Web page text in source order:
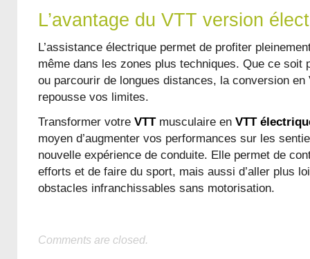
L’avantage du VTT version
L’assistance électrique permet de profiter
même dans les zones plus techniques. Que ce soit
ou parcourir de longues distances, la conversion en
repousse vos limites.
Transformer votre VTTmusculaire en VTT
moyen d’augmenter vos performances sur les
nouvelle expérience de conduite. Elle permet de
efforts et de faire du sport, mais aussi d’aller plus
obstacles infranchissables sans motorisation.
Comments are closed.